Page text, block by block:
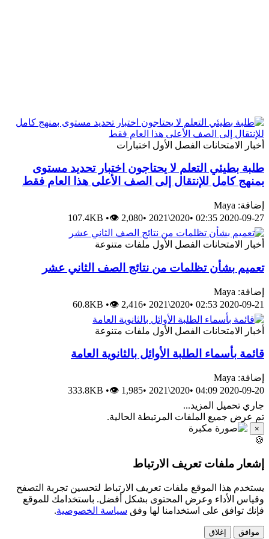
أخبار الامتحانات الفصل الأول اختبارات
طلبة بطيئي التعلم لا يحتاجون اختبار تحديد مستوى
بمنهج كامل للإنتقال إلى الصف الأعلى هذا العام فقط
إضافة: Maya
2020-09-27 02:35
•
2020\2021
•
107.4KB •👁 2,080
أخبار الامتحانات الفصل الأول ملفات متنوعة
تعميم بشأن تظلمات من نتائج الصف الثاني عشر
إضافة: Maya
2020-09-21 02:53
•
2020\2021
•
60.8KB •👁 2,416
أخبار الامتحانات الفصل الأول ملفات متنوعة
قائمة بأسماء الطلبة الأوائل بالثانوية العامة
إضافة: Maya
2020-09-20 04:09
•
2020\2021
•
333.8KB •👁 1,985
جاري تحميل المزيد...
تم عرض جميع الملفات المرتبطة الحالية.
×
🍪
إشعار ملفات تعريف الارتباط
يستخدم هذا الموقع ملفات تعريف الارتباط لتحسين تجربة التصفح
وقياس الأداء وعرض المحتوى بشكل أفضل. باستخدامك للموقع
فإنك توافق على استخدامنا لها وفق سياسة الخصوصية.
موافق إغلاق